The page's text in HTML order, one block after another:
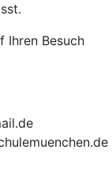
Ihren Besuch